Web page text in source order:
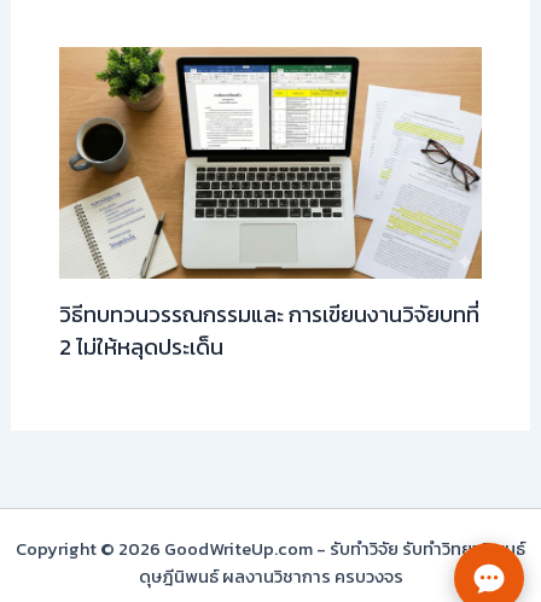
วิธีทบทวนวรรณกรรมและ การเขียนงานวิจัยบทที่
2 ไม่ให้หลุดประเด็น
Copyright © 2026 GoodWriteUp.com - รับทำวิจัย รับทำวิทยานิพนธ์
ดุษฎีนิพนธ์ ผลงานวิชาการ ครบวงจร